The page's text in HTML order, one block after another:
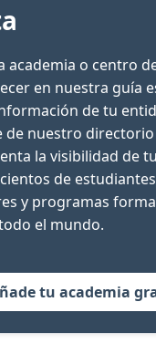
academia o centro
en nuestra guía
de tu
nuestro directorio
la visibilidad de
de
y programas
el mundo.
tu academia